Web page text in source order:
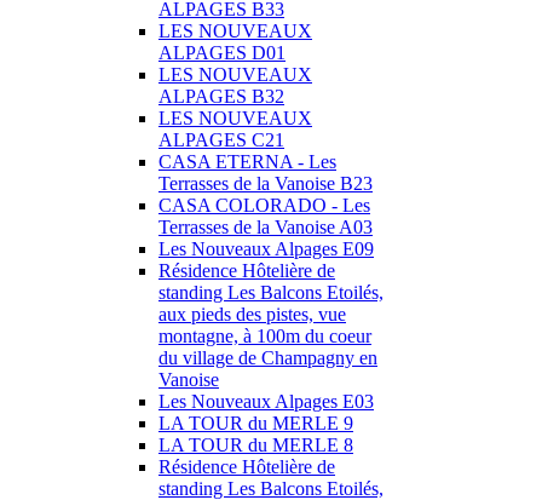
ALPAGES B33
LES NOUVEAUX
ALPAGES D01
LES NOUVEAUX
ALPAGES B32
LES NOUVEAUX
ALPAGES C21
CASA ETERNA - Les
Terrasses de la Vanoise B23
CASA COLORADO - Les
Terrasses de la Vanoise A03
Les Nouveaux Alpages E09
Résidence Hôtelière de
standing Les Balcons Etoilés,
aux pieds des pistes, vue
montagne, à 100m du coeur
du village de Champagny en
Vanoise
Les Nouveaux Alpages E03
LA TOUR du MERLE 9
LA TOUR du MERLE 8
Résidence Hôtelière de
standing Les Balcons Etoilés,